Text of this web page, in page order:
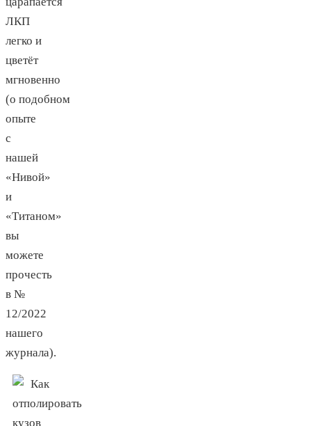
ЛКП
легко и
цветёт
мгновенно
(о подобном
опыте
с
нашей
«Нивой»
и
«Титаном»
вы
можете
прочесть
в №
12/2022
нашего
журнала).